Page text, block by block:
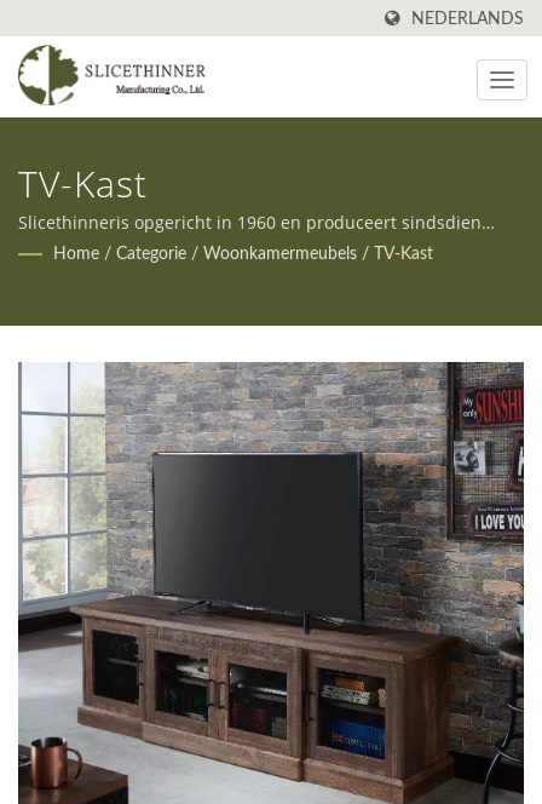
NEDERLANDS
TV-Kast
Slicethinneris opgericht in 1960 en produceert sindsdien
allerlei soorten meubels in Taiwan. Daarnaast bieden we
Home / Categorie / Woonkamermeubels / TV-Kast